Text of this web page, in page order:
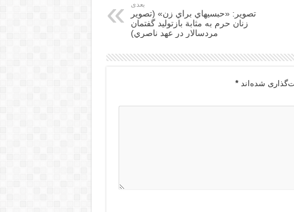
بعدی
تصوير: «حبسيهاي براي زن» (تصوير
زنان حرم به مثابة بازتوليد گفتمان
مردسالار در عهد ناصري)
شده‌اند*